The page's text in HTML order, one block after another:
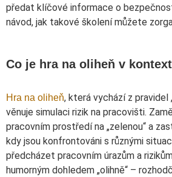
předat klíčové informace o
návod, jak takové školení můžete
Co je hra na oliheň v
Hra na oliheň, která vychází z pravidel
věnuje simulaci rizik na pracovišti.
pracovním prostředí na „zelenou“ a
kdy jsou konfrontováni s různými
předcházet pracovním úrazům a
humorným dohledem „olihně“ –